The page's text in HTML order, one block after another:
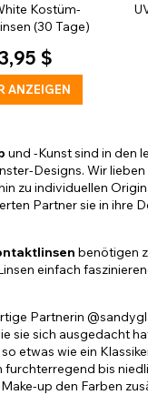
Kostüm-
(30 Tage)
$
ANZEIGEN
und -Kunst sind in den
Designs. Wir
zu individuellen
Partner sie in ihre
benötigen
einfach
Partnerin
sie sich ausgedacht
etwas wie ein
furchterregend bis
up den Farben